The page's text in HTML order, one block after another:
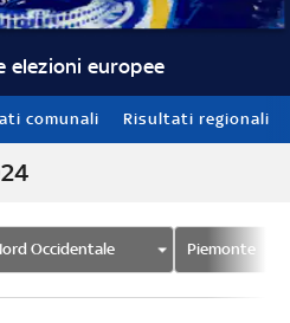
elezioni europee
comunali Risultati regionali
Occidentale Piemonte